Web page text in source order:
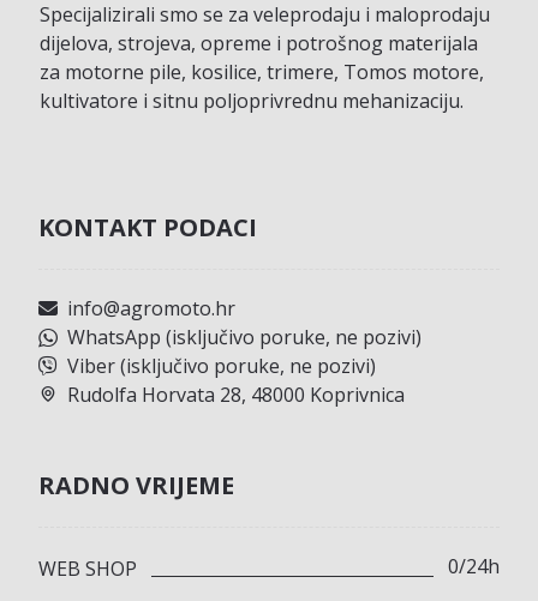
Specijalizirali smo se za veleprodaju i maloprodaju
dijelova, strojeva, opreme i potrošnog materijala
za motorne pile, kosilice, trimere, Tomos motore,
kultivatore i sitnu poljoprivrednu mehanizaciju.
KONTAKT PODACI
info@agromoto.hr
WhatsApp (isključivo poruke, ne pozivi)
Viber (isključivo poruke, ne pozivi)
Rudolfa Horvata 28, 48000 Koprivnica
RADNO VRIJEME
WEB SHOP
0/24h